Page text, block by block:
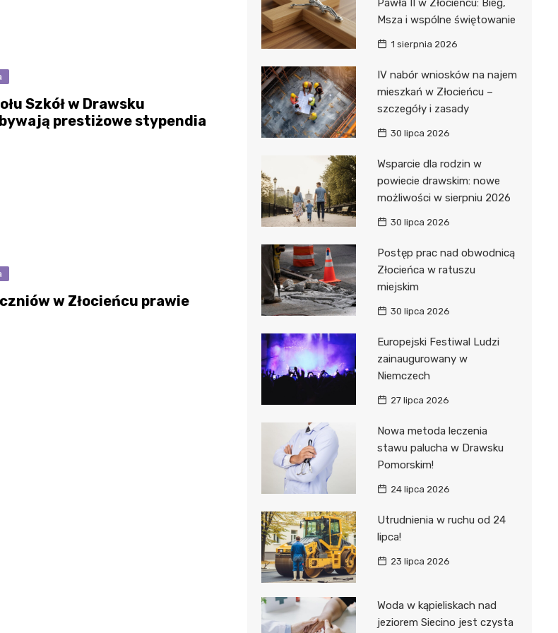
Szkół w Drawsku
prestiżowe stypendia
w Złocieńcu prawie
Pawła II w Złocieńcu: Bieg,
Msza i wspólne świętowanie
1 sierpnia 2026
IV nabór wniosków na najem
mieszkań w Złocieńcu –
szczegóły i zasady
30 lipca 2026
Wsparcie dla rodzin w
powiecie drawskim: nowe
możliwości w sierpniu 2026
30 lipca 2026
Postęp prac nad obwodnicą
Złocieńca w ratuszu
miejskim
30 lipca 2026
Europejski Festiwal Ludzi
zainaugurowany w
Niemczech
27 lipca 2026
Nowa metoda leczenia
stawu palucha w Drawsku
Pomorskim!
24 lipca 2026
Utrudnienia w ruchu od 24
lipca!
23 lipca 2026
Woda w kąpieliskach nad
jeziorem Siecino jest czysta